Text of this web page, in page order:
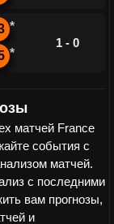
*
*
1 - 0
матчей France
события с
матчей.
с последними
вам прогнозы,
и